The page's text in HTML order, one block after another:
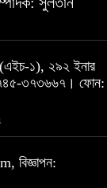
(এইচ-১), ২৯২ ইনার
৩৭৩৬৬৭। ফোন:
বিজ্ঞাপন: